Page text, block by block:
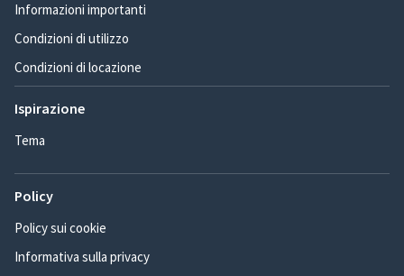
Informazioni importanti
Condizioni di utilizzo
Condizioni di locazione
Ispirazione
Tema
Policy
Policy sui cookie
Informativa sulla privacy